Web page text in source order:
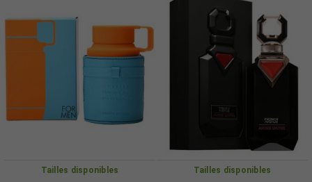
Tailles disponibles Tailles disponibles